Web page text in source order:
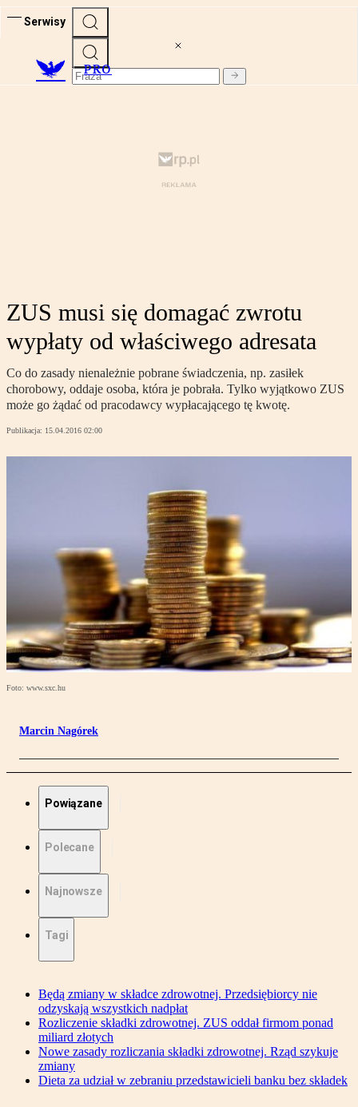
Serwisy
PRO
ZUS musi się domagać zwrotu
wypłaty od właściwego adresata
Co do zasady nienależnie pobrane świadczenia, np. zasiłek
chorobowy, oddaje osoba, która je pobrała. Tylko wyjątkowo ZUS
może go żądać od pracodawcy wypłacającego tę kwotę.
Publikacja: 15.04.2016 02:00
Foto: www.sxc.hu
Marcin Nagórek
Powiązane
Polecane
Najnowsze
Tagi
Będą zmiany w składce zdrowotnej. Przedsiębiorcy nie
odzyskają wszystkich nadpłat
Rozliczenie składki zdrowotnej. ZUS oddał firmom ponad
miliard złotych
Nowe zasady rozliczania składki zdrowotnej. Rząd szykuje
zmiany
Dieta za udział w zebraniu przedstawicieli banku bez składek